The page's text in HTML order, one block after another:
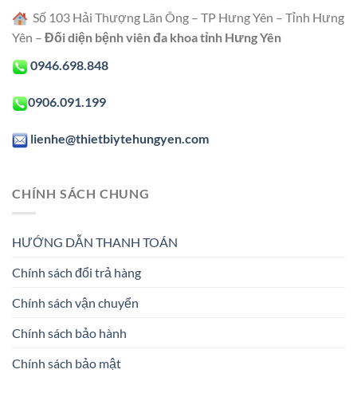
Số 103 Hải Thượng Lãn Ông – TP Hưng Yên – Tỉnh Hưng
Yên – Đối diện bệnh viên đa khoa tỉnh Hưng Yên
0946.698.848
0906.091.199
lienhe@thietbiytehungyen.com
CHÍNH SÁCH CHUNG
HƯỚNG DẪN THANH TOÁN
Chính sách đổi trả hàng
Chính sách vận chuyển
Chính sách bảo hành
Chính sách bảo mật